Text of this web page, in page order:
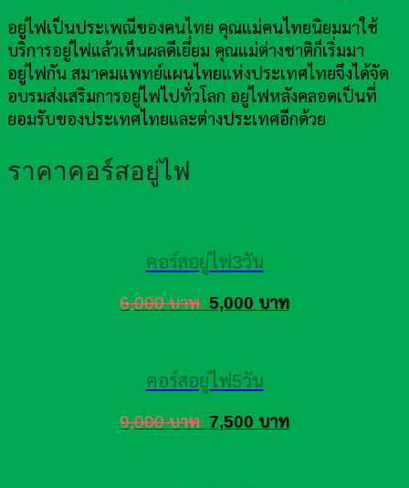
อยู่ไฟเป็นประเพณีของคนไทย คุณแม่คนไทยนิยมมาใช้
บริการอยู่ไฟแล้วเห็นผลดีเยี่ยม คุณแม่ต่างชาติก็เริ่มมา
อยู่ไฟกัน สมาคมแพทย์แผนไทยแห่งประเทศไทยจึงได้จัด
อบรมส่งเสริมการอยู่ไฟไปทั่วโลก อยู่ไฟหลังคลอดเป็นที่
ยอมรับของประเทศไทยและต่างประเทศอีกด้วย
ราคาคอร์สอยู่ไฟ
คอร์สอยู่ไฟ3วัน
6,000 บาท 5,000 บาท
คอร์สอยู่ไฟ5วัน
9,000 บาท 7,500 บาท